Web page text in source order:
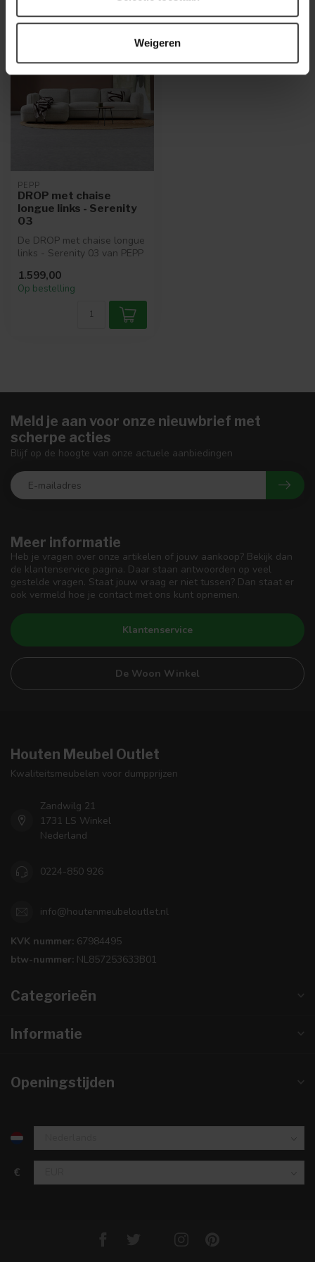
Weigeren
PEPP
DROP met chaise
longue links - Serenity
03
De DROP met chaise longue
links - Serenity 03 van PEPP
1.599,00
Op bestelling
Meer informatie
Heb je vragen over onze artikelen of jouw aankoop? Bekijk dan
de klantenservice pagina. Daar staan antwoorden op veel
gestelde vragen. Staat jouw vraag er niet tussen? Dan staat er
ook vermeld hoe je contact met ons kunt opnemen.
Klantenservice
De Woon Winkel
Meld je aan voor onze nieuwbrief met
scherpe acties
Blijf op de hoogte van onze actuele aanbiedingen
Houten Meubel Outlet
Kwaliteitsmeubelen voor dumpprijzen
Zandwilg 21
1731 LS Winkel
Nederland
0224-850 926
info@houtenmeubeloutlet.nl
KVK nummer: 67984495
btw-nummer: NL857253633B01
Categorieën
Informatie
Openingstijden
€